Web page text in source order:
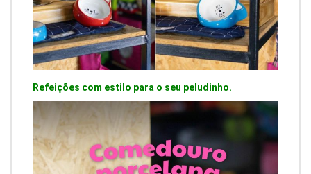
Refeições com estilo para o seu peludinho.